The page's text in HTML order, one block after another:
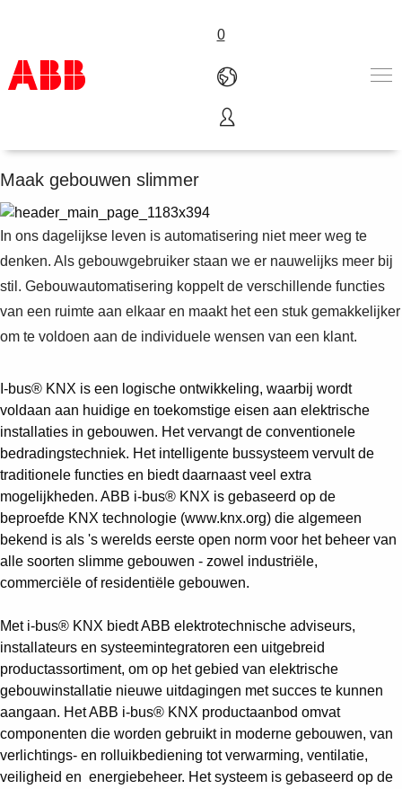
0
Products & Solutions
Industries
Services
About us
Verkoopkanalen
Contact us
Careers
ABB i-bus® KNX
Maak gebouwen slimmer
In ons dagelijkse leven is automatisering niet meer weg te
denken. Als gebouwgebruiker staan we er nauwelijks meer bij
stil. Gebouwautomatisering koppelt de verschillende functies
van een ruimte aan elkaar en maakt het een stuk gemakkelijker
om te voldoen aan de individuele wensen van een klant.
I-bus® KNX is een logische ontwikkeling, waarbij wordt
voldaan aan huidige en toekomstige eisen aan elektrische
installaties in gebouwen. Het vervangt de conventionele
bedradingstechniek. Het intelligente bussysteem vervult de
traditionele functies en biedt daarnaast veel extra
mogelijkheden. ABB i-bus® KNX is gebaseerd op de
beproefde KNX technologie (www.knx.org) die algemeen
bekend is als 's werelds eerste open norm voor het beheer van
alle soorten slimme gebouwen - zowel industriële,
commerciële of residentiële gebouwen.
Met i-bus® KNX biedt ABB elektrotechnische adviseurs,
installateurs en systeemintegratoren een uitgebreid
productassortiment, om op het gebied van elektrische
gebouwinstallatie nieuwe uitdagingen met succes te kunnen
aangaan. Het ABB i-bus® KNX productaanbod omvat
componenten die worden gebruikt in moderne gebouwen, van
verlichtings- en rolluikbediening tot verwarming, ventilatie,
veiligheid en energiebeheer. Het systeem is gebaseerd op de